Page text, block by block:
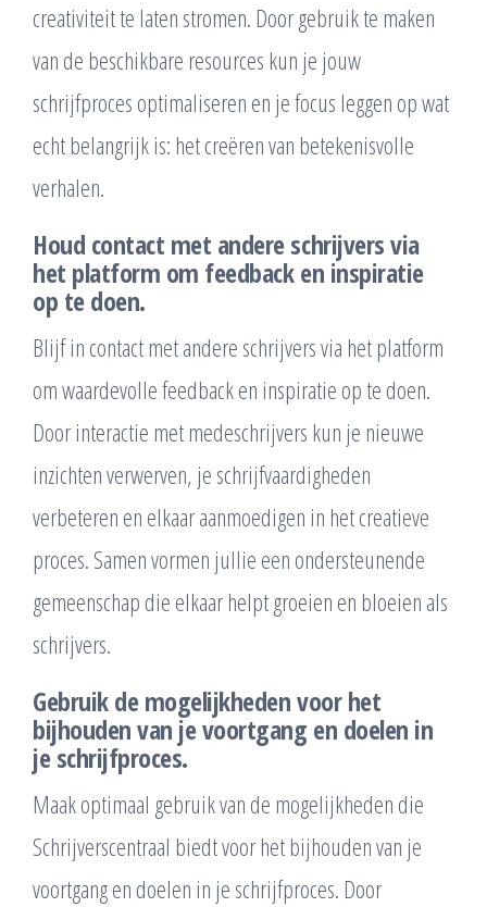
creativiteit te laten stromen. Door gebruik te maken
van de beschikbare resources kun je jouw
schrijfproces optimaliseren en je focus leggen op wat
echt belangrijk is: het creëren van betekenisvolle
verhalen.
Houd contact met andere schrijvers via
het platform om feedback en inspiratie
op te doen.
Blijf in contact met andere schrijvers via het platform
om waardevolle feedback en inspiratie op te doen.
Door interactie met medeschrijvers kun je nieuwe
inzichten verwerven, je schrijfvaardigheden
verbeteren en elkaar aanmoedigen in het creatieve
proces. Samen vormen jullie een ondersteunende
gemeenschap die elkaar helpt groeien en bloeien als
schrijvers.
Gebruik de mogelijkheden voor het
bijhouden van je voortgang en doelen in
je schrijfproces.
Maak optimaal gebruik van de mogelijkheden die
Schrijverscentraal biedt voor het bijhouden van je
voortgang en doelen in je schrijfproces. Door